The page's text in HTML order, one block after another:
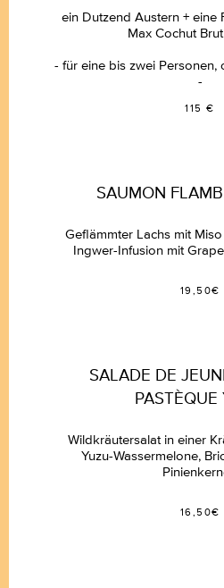
ein Dutzend Austern + eine
Max Cochut
- für eine bis zwei
-
115 €
SAUMON
Geflämmter Lachs mit
Ingwer-Infusion mit
19,50€
SALADE DE
PASTÈQUE
Wildkräutersalat in einer
Yuzu-Wassermelone,
16,50€